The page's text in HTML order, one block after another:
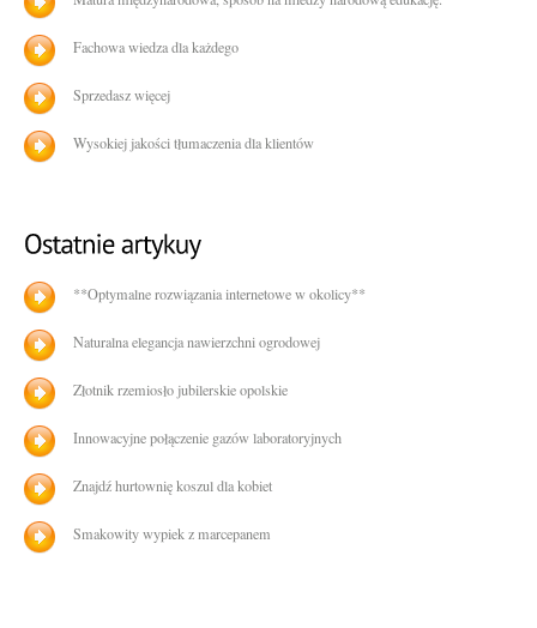
Fachowa wiedza dla każdego
Sprzedasz więcej
Wysokiej jakości tłumaczenia dla klientów
**Optymalne rozwiązania internetowe w okolicy**
Naturalna elegancja nawierzchni ogrodowej
Złotnik rzemiosło jubilerskie opolskie
Innowacyjne połączenie gazów laboratoryjnych
Znajdź hurtownię koszul dla kobiet
Smakowity wypiek z marcepanem